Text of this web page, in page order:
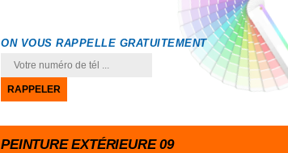
ON VOUS RAPPELLE GRATUITEMENT
PEINTURE EXTÉRIEURE 09